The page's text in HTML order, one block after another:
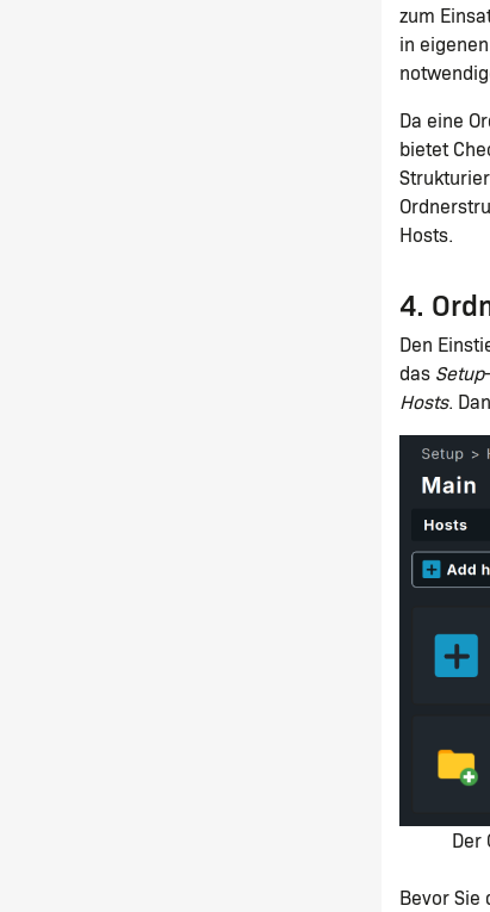
zum
in
Da eine
bietet
Hosts.
4.
Den
das Setup
Hosts.
Der
Bevor Sie